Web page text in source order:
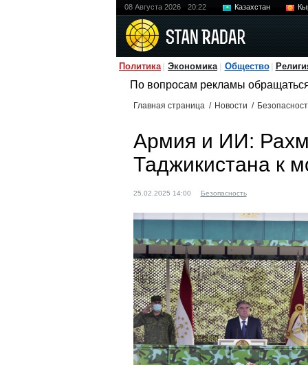
08 Августа 2026 20:22 Казахстан
Политика Экономика Общество
По вопросам рекламы
Главная страница / Новости /
Армия и ИИ:
Таджикистана к
25.02.2025 14:00 Безопасность